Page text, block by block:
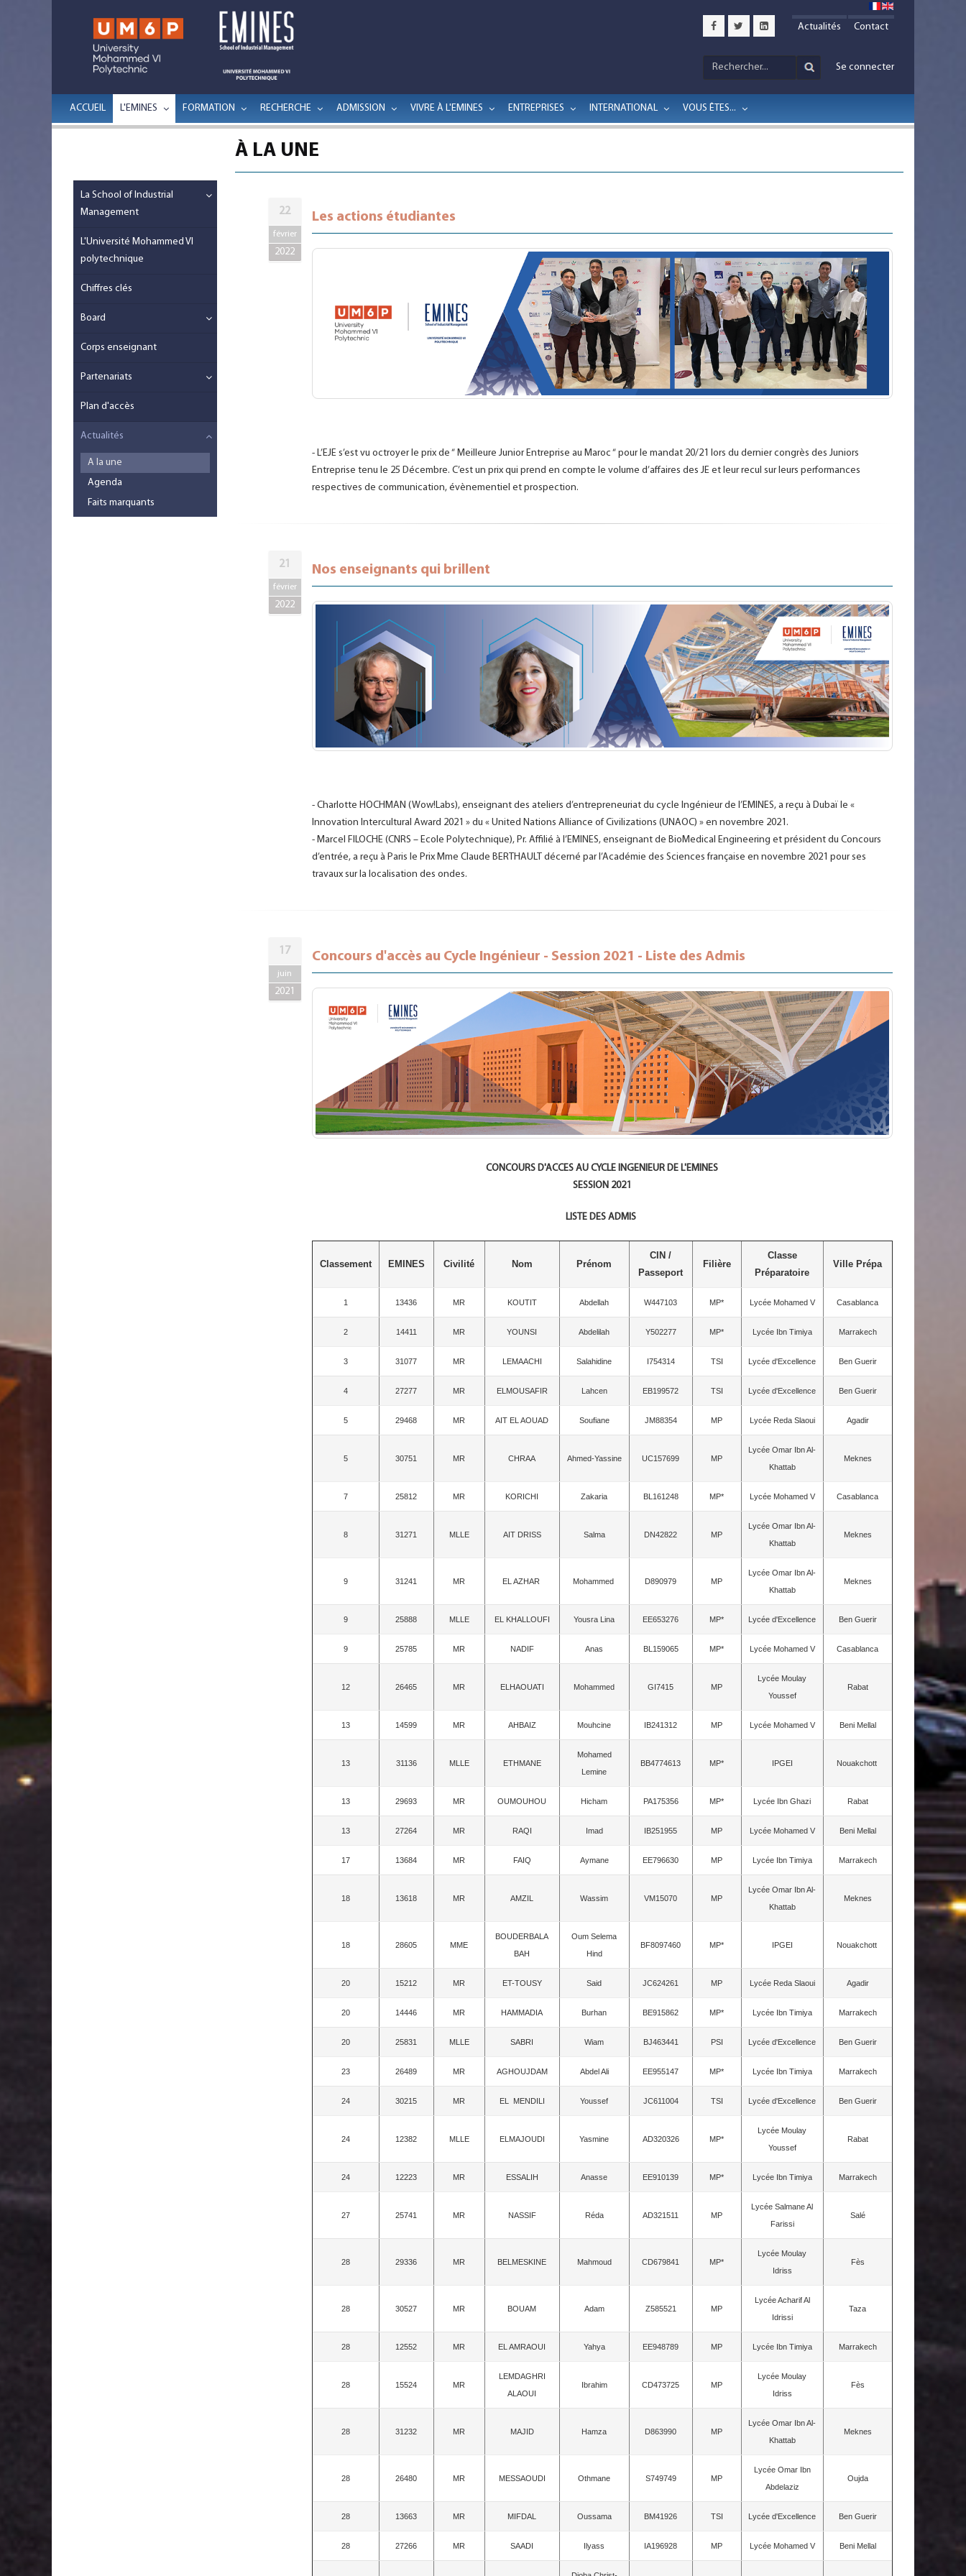
Actualités Contact
Se connecter
ACCUEIL L'EMINES FORMATION RECHERCHE ADMISSION VIVRE À L'EMINES ENTREPRISES INTERNATIONAL VOUS ÊTES...
À LA UNE
22
février
2022
Les actions étudiantes
- L’EJE s’est vu octroyer le prix de “ Meilleure Junior Entreprise au Maroc “ pour le mandat 20/21 lors du dernier congrès des Juniors
Entreprise tenu le 25 Décembre. C’est un prix qui prend en compte le volume d’affaires des JE et leur recul sur leurs performances
respectives de communication, évènementiel et prospection.
21
février
2022
Nos enseignants qui brillent
- Charlotte HOCHMAN (Wow!Labs), enseignant des ateliers d’entrepreneuriat du cycle Ingénieur de l’EMINES, a reçu à Dubaï le «
Innovation Intercultural Award 2021 » du « United Nations Alliance of Civilizations (UNAOC) » en novembre 2021.
- Marcel FILOCHE (CNRS – Ecole Polytechnique), Pr. Affilié à l’EMINES, enseignant de BioMedical Engineering et président du Concours
d’entrée, a reçu à Paris le Prix Mme Claude BERTHAULT décerné par l’Académie des Sciences française en novembre 2021 pour ses
travaux sur la localisation des ondes.
17
juin
2021
Concours d'accès au Cycle Ingénieur - Session 2021 - Liste des Admis
CONCOURS D'ACCES AU CYCLE INGENIEUR DE L'EMINES
SESSION 2021
LISTE DES ADMIS
Classement EMINES Civilité Nom Prénom
CIN /
Passeport
Filière
Classe
Préparatoire
Ville Prépa
1 13436 MR KOUTIT Abdellah W447103 MP* Lycée Mohamed V Casablanca
2 14411 MR YOUNSI Abdelilah Y502277 MP* Lycée Ibn Timiya Marrakech
3 31077 MR LEMAACHI Salahidine I754314 TSI Lycée d'Excellence Ben Guerir
4 27277 MR ELMOUSAFIR Lahcen EB199572 TSI Lycée d'Excellence Ben Guerir
5 29468 MR AIT EL AOUAD Soufiane JM88354 MP Lycée Reda Slaoui Agadir
5 30751 MR CHRAA Ahmed-Yassine UC157699 MP
Lycée Omar Ibn Al-
Khattab
Meknes
7 25812 MR KORICHI Zakaria BL161248 MP* Lycée Mohamed V Casablanca
8 31271 MLLE AIT DRISS Salma DN42822 MP
Lycée Omar Ibn Al-
Khattab
Meknes
9 31241 MR EL AZHAR Mohammed D890979 MP
Lycée Omar Ibn Al-
Khattab
Meknes
9 25888 MLLE EL KHALLOUFI Yousra Lina EE653276 MP* Lycée d'Excellence Ben Guerir
9 25785 MR NADIF Anas BL159065 MP* Lycée Mohamed V Casablanca
12 26465 MR ELHAOUATI Mohammed GI7415 MP
Lycée Moulay
Youssef
Rabat
13 14599 MR AHBAIZ Mouhcine IB241312 MP Lycée Mohamed V Beni Mellal
13 31136 MLLE ETHMANE
Mohamed
Lemine
BB4774613 MP* IPGEI Nouakchott
13 29693 MR OUMOUHOU Hicham PA175356 MP* Lycée Ibn Ghazi Rabat
13 27264 MR RAQI Imad IB251955 MP Lycée Mohamed V Beni Mellal
17 13684 MR FAIQ Aymane EE796630 MP Lycée Ibn Timiya Marrakech
18 13618 MR AMZIL Wassim VM15070 MP
Lycée Omar Ibn Al-
Khattab
Meknes
18 28605 MME
BOUDERBALA
BAH
Oum Selema
Hind
BF8097460 MP* IPGEI Nouakchott
20 15212 MR ET-TOUSY Said JC624261 MP Lycée Reda Slaoui Agadir
20 14446 MR HAMMADIA Burhan BE915862 MP* Lycée Ibn Timiya Marrakech
20 25831 MLLE SABRI Wiam BJ463441 PSI Lycée d'Excellence Ben Guerir
23 26489 MR AGHOUJDAM Abdel Ali EE955147 MP* Lycée Ibn Timiya Marrakech
24 30215 MR EL MENDILI Youssef JC611004 TSI Lycée d'Excellence Ben Guerir
24 12382 MLLE ELMAJOUDI Yasmine AD320326 MP*
Lycée Moulay
Youssef
Rabat
24 12223 MR ESSALIH Anasse EE910139 MP* Lycée Ibn Timiya Marrakech
27 25741 MR NASSIF Réda AD321511 MP
Lycée Salmane Al
Farissi
Salé
28 29336 MR BELMESKINE Mahmoud CD679841 MP*
Lycée Moulay
Idriss
Fès
28 30527 MR BOUAM Adam Z585521 MP
Lycée Acharif Al
Idrissi
Taza
28 12552 MR EL AMRAOUI Yahya EE948789 MP Lycée Ibn Timiya Marrakech
28 15524 MR
LEMDAGHRI
ALAOUI
Ibrahim CD473725 MP
Lycée Moulay
Idriss
Fès
28 31232 MR MAJID Hamza D863990 MP
Lycée Omar Ibn Al-
Khattab
Meknes
28 26480 MR MESSAOUDI Othmane S749749 MP
Lycée Omar Ibn
Abdelaziz
Oujda
28 13663 MR MIFDAL Oussama BM41926 TSI Lycée d'Excellence Ben Guerir
28 27266 MR SAADI Ilyass IA196928 MP Lycée Mohamed V Beni Mellal
La School of Industrial
Management
L'Université Mohammed VI
polytechnique
Chiffres clés
Board
Corps enseignant
Partenariats
Plan d'accès
Actualités
A la une
Agenda
Faits marquants